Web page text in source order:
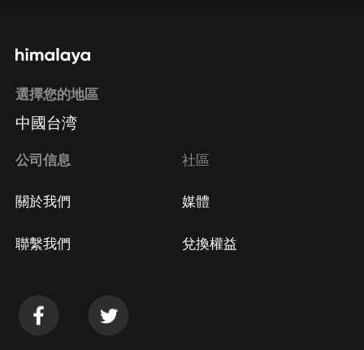
選擇您的地區
中國台湾
公司信息
關於我們
聯繫我們
社區
媒體
兌換權益